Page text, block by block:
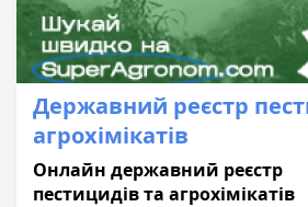
Державний реєстр
агрохімікатів
Онлайн державний реєстр
пестицидів та агрохімікатів